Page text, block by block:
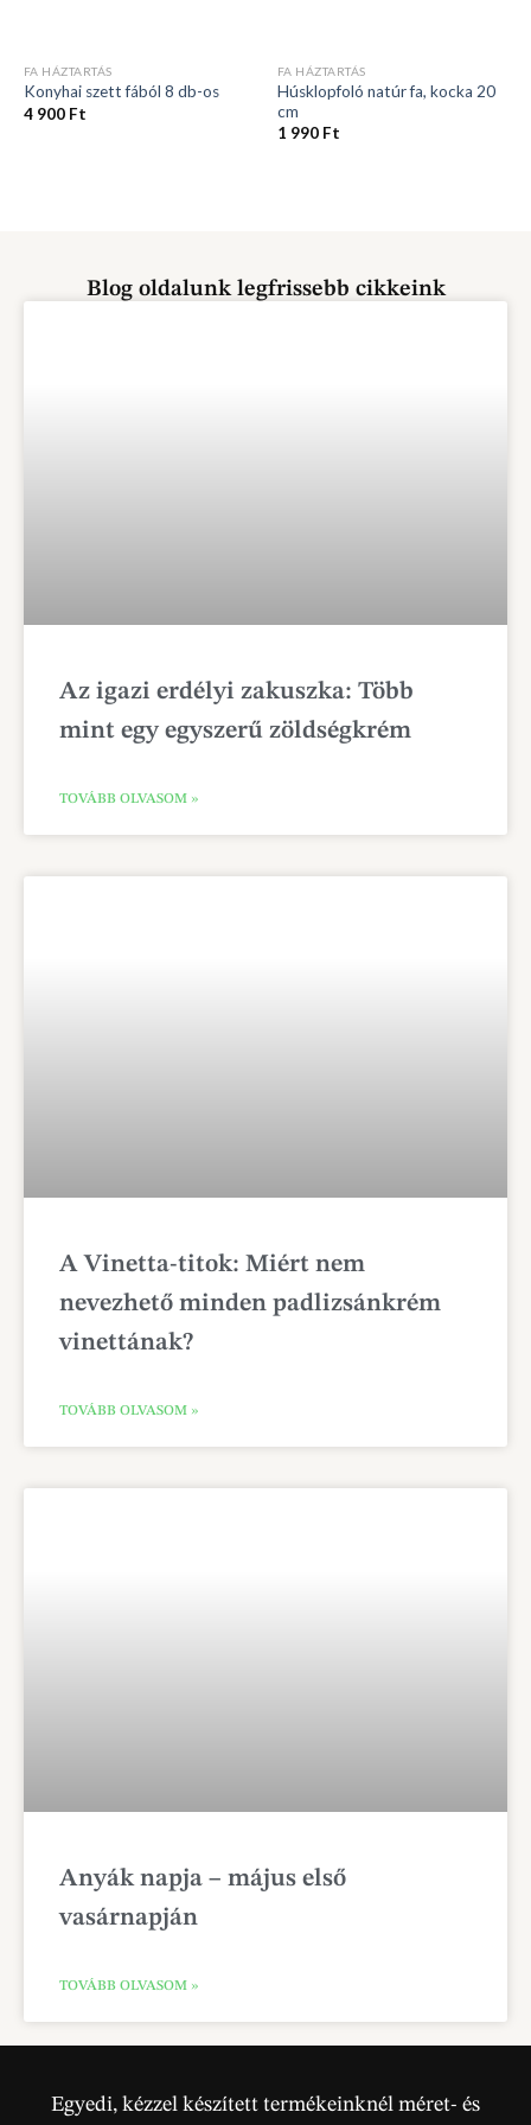
FA HÁZTARTÁS
Konyhai szett fából 8 db-os
4 900 Ft
FA HÁZTARTÁS
Húsklopfoló natúr fa, kocka 20
cm
1 990 Ft
Blog oldalunk legfrissebb cikkeink
Az igazi erdélyi zakuszka: Több
mint egy egyszerű zöldségkrém
TOVÁBB OLVASOM »
A Vinetta-titok: Miért nem
nevezhető minden padlizsánkrém
vinettának?
TOVÁBB OLVASOM »
Anyák napja – május első
vasárnapján
TOVÁBB OLVASOM »
Egyedi, kézzel készített termékeinknél méret- és